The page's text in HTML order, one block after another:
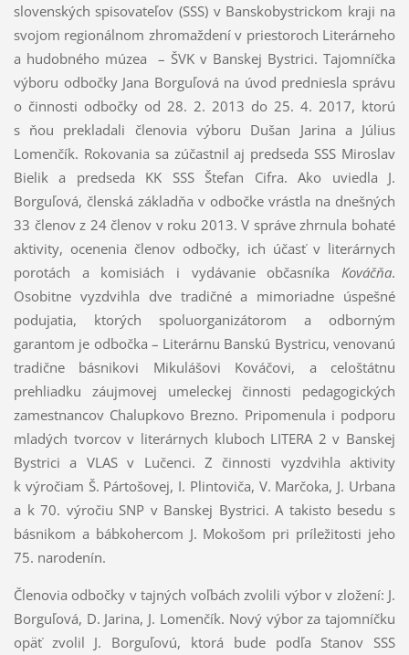
slovenských spisovateľov (SSS) v Banskobystrickom kraji na
svojom regionálnom zhromaždení v priestoroch Literárneho
a hudobného múzea – ŠVK v Banskej Bystrici. Tajomníčka
výboru odbočky Jana Borguľová na úvod predniesla správu
o činnosti odbočky od 28. 2. 2013 do 25. 4. 2017, ktorú
s ňou prekladali členovia výboru Dušan Jarina a Július
Lomenčík. Rokovania sa zúčastnil aj predseda SSS Miroslav
Bielik a predseda KK SSS Štefan Cifra. Ako uviedla J.
Borguľová, členská základňa v odbočke vrástla na dnešných
33 členov z 24 členov v roku 2013. V správe zhrnula bohaté
aktivity, ocenenia členov odbočky, ich účasť v literárnych
porotách a komisiách i vydávanie občasníka Kováčňa.
Osobitne vyzdvihla dve tradičné a mimoriadne úspešné
podujatia, ktorých spoluorganizátorom a odborným
garantom je odbočka – Literárnu Banskú Bystricu, venovanú
tradične básnikovi Mikulášovi Kováčovi, a celoštátnu
prehliadku záujmovej umeleckej činnosti pedagogických
zamestnancov Chalupkovo Brezno. Pripomenula i podporu
mladých tvorcov v literárnych kluboch LITERA 2 v Banskej
Bystrici a VLAS v Lučenci. Z činnosti vyzdvihla aktivity
k výročiam Š. Pártošovej, I. Plintoviča, V. Marčoka, J. Urbana
a k 70. výročiu SNP v Banskej Bystrici. A takisto besedu s
básnikom a bábkohercom J. Mokošom pri príležitosti jeho
75. narodenín.
Členovia odbočky v tajných voľbách zvolili výbor v zložení: J.
Borguľová, D. Jarina, J. Lomenčík. Nový výbor za tajomníčku
opäť zvolil J. Borguľovú, ktorá bude podľa Stanov SSS